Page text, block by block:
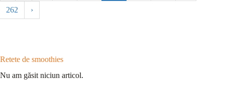
262 ›
Retete de smoothies
Nu am găsit niciun articol.